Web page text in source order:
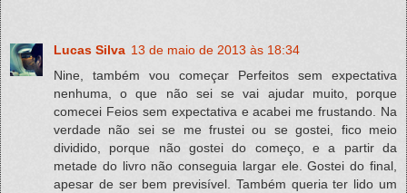
Lucas Silva 13 de maio de 2013 às 18:34
Nine, também vou começar Perfeitos sem expectativa
nenhuma, o que não sei se vai ajudar muito, porque
comecei Feios sem expectativa e acabei me frustando. Na
verdade não sei se me frustei ou se gostei, fico meio
dividido, porque não gostei do começo, e a partir da
metade do livro não conseguia largar ele. Gostei do final,
apesar de ser bem previsível. Também queria ter lido um